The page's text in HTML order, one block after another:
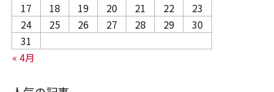
« 4月
17
18 19 20 21 22
23
24
25 26 27 28 29
30
31